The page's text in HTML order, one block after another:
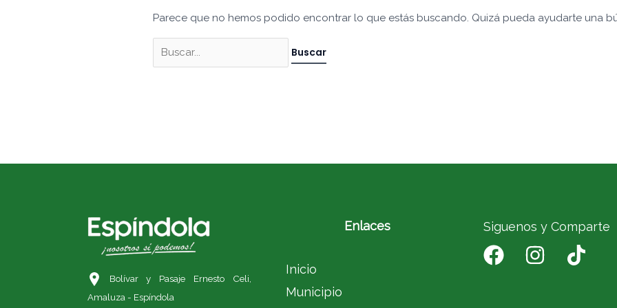
Parece que no hemos podido encontrar lo que estás buscando. Quizá pueda ayudarte una
Bolívar y Pasaje Ernesto Celi,
Amaluza - Espíndola
Enlaces
Inicio
Municipio
Siguenos y Comparte